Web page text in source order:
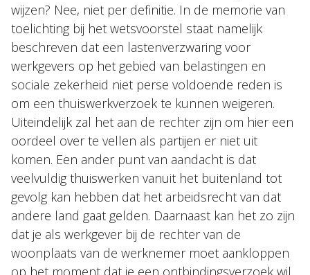
wijzen? Nee, niet per definitie. In de memorie van
toelichting bij het wetsvoorstel staat namelijk
beschreven dat een lastenverzwaring voor
werkgevers op het gebied van belastingen en
sociale zekerheid niet perse voldoende reden is
om een thuiswerkverzoek te kunnen weigeren.
Uiteindelijk zal het aan de rechter zijn om hier een
oordeel over te vellen als partijen er niet uit
komen. Een ander punt van aandacht is dat
veelvuldig thuiswerken vanuit het buitenland tot
gevolg kan hebben dat het arbeidsrecht van dat
andere land gaat gelden. Daarnaast kan het zo zijn
dat je als werkgever bij de rechter van de
woonplaats van de werknemer moet aankloppen
op het moment dat je een ontbindingsverzoek wil